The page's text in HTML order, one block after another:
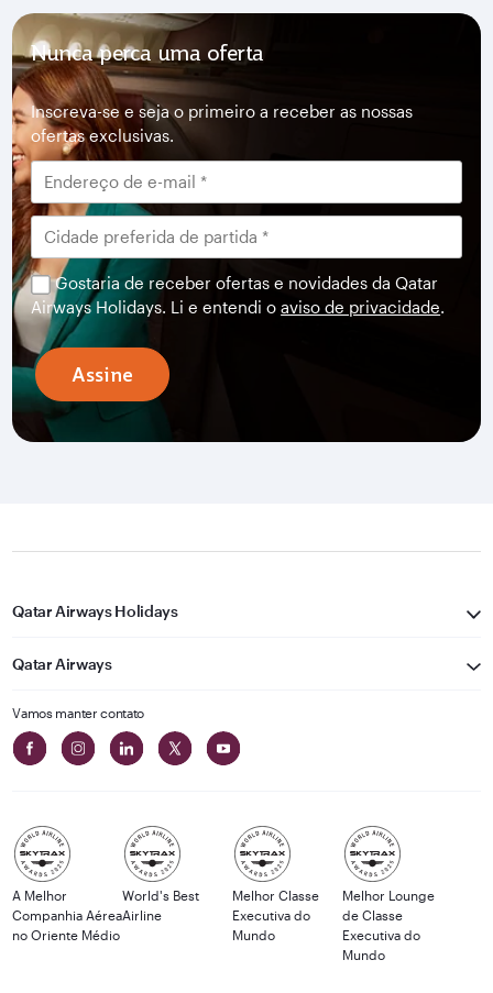
Nunca perca uma oferta
Inscreva-se e seja o primeiro a receber as nossas
ofertas exclusivas.
Gostaria de receber ofertas e novidades da Qatar
Airways Holidays. Li e entendi oaviso de privacidade.
Assine
Qatar Airways Holidays
Qatar Airways
Vamos manter contato
A Melhor
Companhia Aérea
no Oriente Médio
World's Best
Airline
Melhor Classe
Executiva do
Mundo
Melhor Lounge
de Classe
Executiva do
Mundo